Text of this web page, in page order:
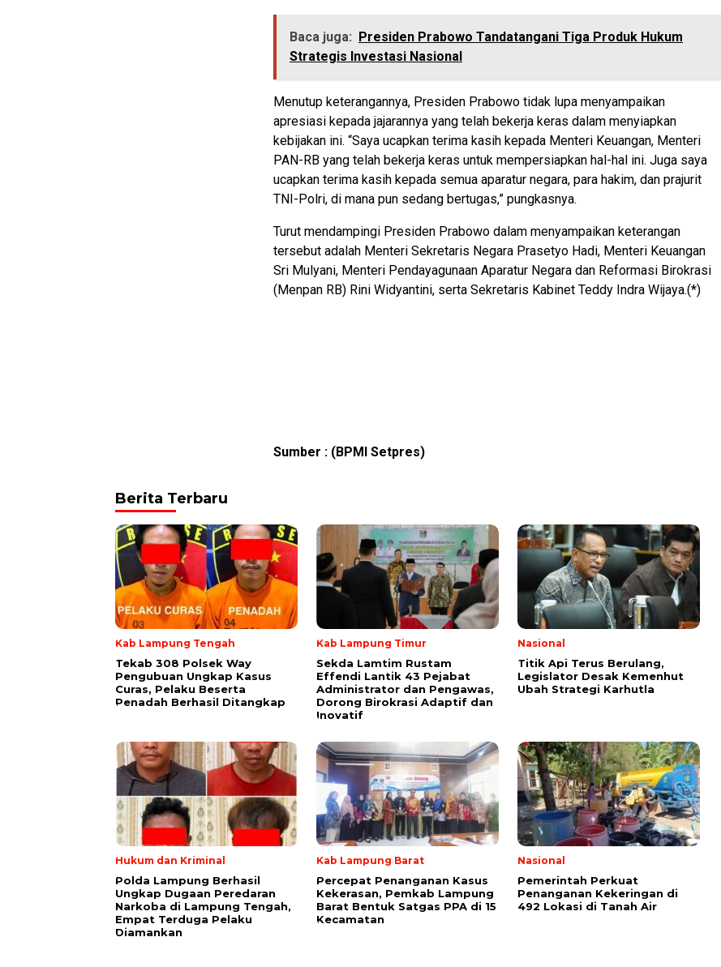
Baca juga: Presiden Prabowo Tandatangani Tiga Produk Hukum
Strategis Investasi Nasional
Menutup keterangannya, Presiden Prabowo tidak lupa menyampaikan
apresiasi kepada jajarannya yang telah bekerja keras dalam menyiapkan
kebijakan ini. “Saya ucapkan terima kasih kepada Menteri Keuangan, Menteri
PAN-RB yang telah bekerja keras untuk mempersiapkan hal-hal ini. Juga saya
ucapkan terima kasih kepada semua aparatur negara, para hakim, dan prajurit
TNI-Polri, di mana pun sedang bertugas,” pungkasnya.
Turut mendampingi Presiden Prabowo dalam menyampaikan keterangan
tersebut adalah Menteri Sekretaris Negara Prasetyo Hadi, Menteri Keuangan
Sri Mulyani, Menteri Pendayagunaan Aparatur Negara dan Reformasi Birokrasi
(Menpan RB) Rini Widyantini, serta Sekretaris Kabinet Teddy Indra Wijaya.(*)
Sumber : (BPMI Setpres)
Berita Terbaru
Kab Lampung Tengah
Tekab 308 Polsek Way
Pengubuan Ungkap Kasus
Curas, Pelaku Beserta
Penadah Berhasil Ditangkap
Kab Lampung Timur
Sekda Lamtim Rustam
Effendi Lantik 43 Pejabat
Administrator dan Pengawas,
Dorong Birokrasi Adaptif dan
Inovatif
Nasional
Titik Api Terus Berulang,
Legislator Desak Kemenhut
Ubah Strategi Karhutla
Hukum dan Kriminal
Polda Lampung Berhasil
Ungkap Dugaan Peredaran
Narkoba di Lampung Tengah,
Empat Terduga Pelaku
Diamankan
Kab Lampung Barat
Percepat Penanganan Kasus
Kekerasan, Pemkab Lampung
Barat Bentuk Satgas PPA di 15
Kecamatan
Nasional
Pemerintah Perkuat
Penanganan Kekeringan di
492 Lokasi di Tanah Air